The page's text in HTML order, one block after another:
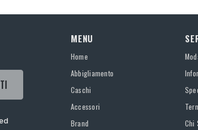
MENU
Home
Abbigliamento
Caschi
Accessori
Brand
Chi